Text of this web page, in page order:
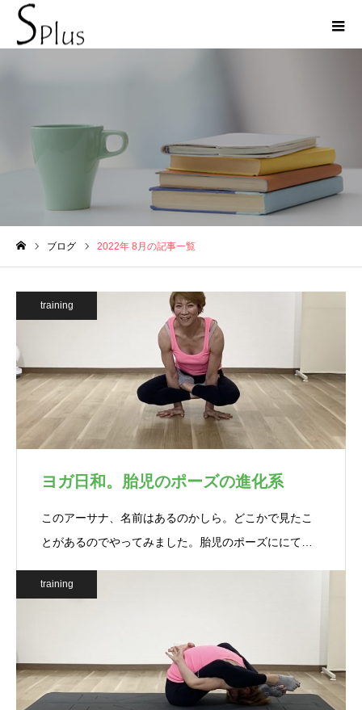
2022年 8月の記事一覧
ブログ 2022年 8月の記事一覧
training
ヨガ日和。胎児のポーズの進化系
このアーサナ、名前はあるのかしら。どこかで見たこ
とがあるのでやってみました。胎児のポーズににて…
training